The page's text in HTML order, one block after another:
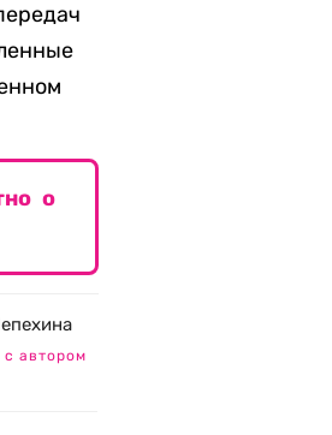
о
с автором